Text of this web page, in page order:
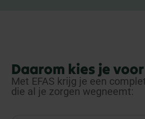
Daarom kies je voor
Met EFAS krijg je een
die al je zorgen wegneemt: